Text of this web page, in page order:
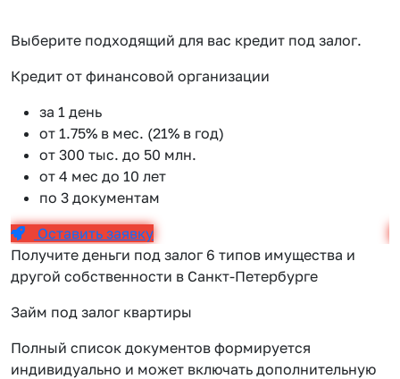
Выберите подходящий для вас кредит под залог.
Кредит от финансовой организации
за 1 день
от 1.75% в мес. (21% в год)
от 300 тыс. до 50 млн.
от 4 мес до 10 лет
по 3 документам
Оставить заявку
Получите деньги под залог 6 типов имущества и
другой собственности в Санкт-Петербурге
Займ под залог квартиры
Полный список документов формируется
индивидуально и может включать дополнительную